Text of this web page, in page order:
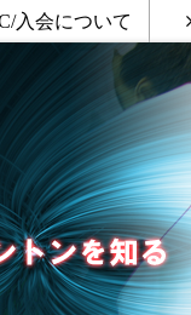
会について